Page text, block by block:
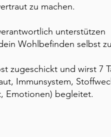
zu machen.
unterstützen
Wohlbefinden selbst zu
zugeschickt und wirst 7
Immunsystem,
Emotionen) begleitet.